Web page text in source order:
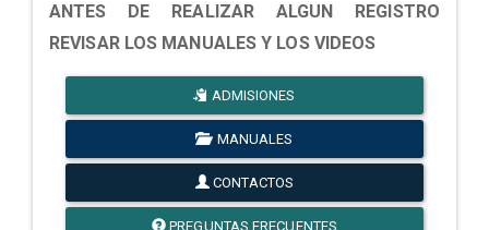
ANTES DE REALIZAR ALGUN REGISTRO
REVISAR LOS MANUALES Y LOS VIDEOS
ADMISIONES
MANUALES
CONTACTOS
PREGUNTAS FRECUENTES